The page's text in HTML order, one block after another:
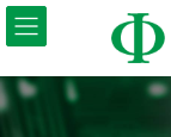
コ
ン
テ
ン
ツ
へ
ナ
ビ
ゲ
ー
シ
ョ